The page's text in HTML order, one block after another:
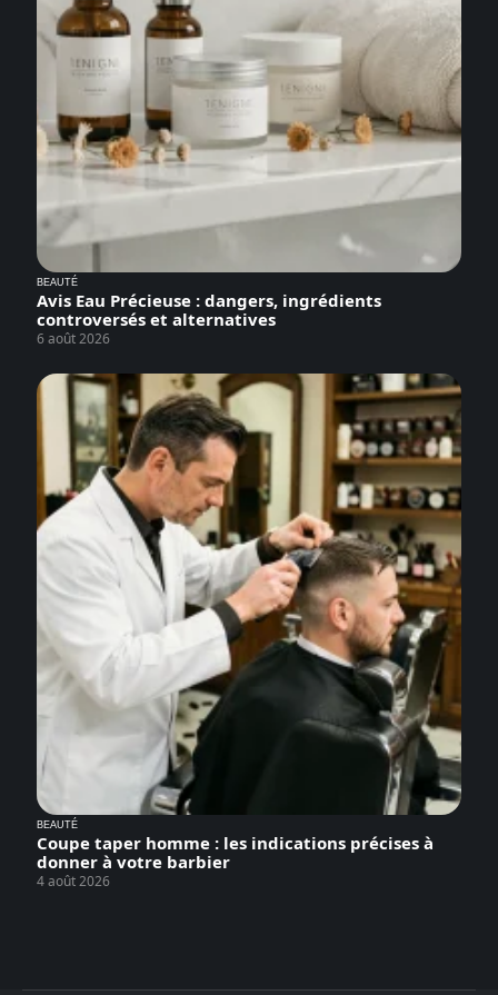
BEAUTÉ
Avis Eau Précieuse : dangers, ingrédients
controversés et alternatives
6 août 2026
BEAUTÉ
Coupe taper homme : les indications précises à
donner à votre barbier
4 août 2026